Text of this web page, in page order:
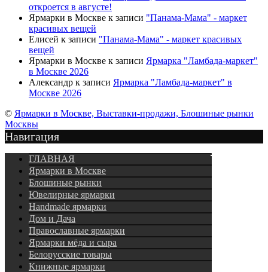
откроется в августе!
Ярмарки в Москве к записи "Панама-Мама" - маркет
красивых вещей
Елисей к записи "Панама-Мама" - маркет красивых
вещей
Ярмарки в Москве к записи Ярмарка "Ламбада-маркет"
в Москве 2026
Александр к записи Ярмарка "Ламбада-маркет" в
Москве 2026
© Ярмарки в Москве, Выставки-продажи, Блошиные рынки
Москвы
Навигация
Подписка
ГЛАВНАЯ
Ярмарки в Москве
Блошиные рынки
Ювелирные ярмарки
Нandmade ярмарки
Дом и Дача
Православные ярмарки
Ярмарки мёда и сыра
Белорусские товары
Книжные ярмарки